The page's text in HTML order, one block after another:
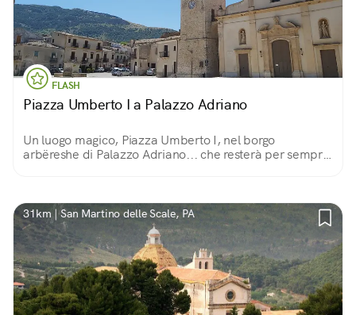
FLASH
Piazza Umberto I a Palazzo Adriano
Un luogo magico, Piazza Umberto I, nel borgo
arbëreshe di Palazzo Adriano... che resterà per sempre
31km | San Martino delle Scale, PA